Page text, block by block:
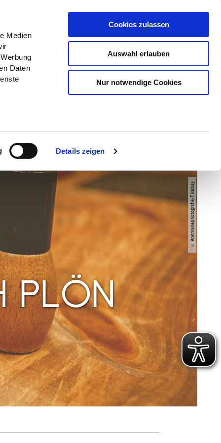
Medien
Daten
Details zeigen
Cookies zulassen
Auswahl erlauben
Nur notwendige Cookies
Erlebnisse Buchen
© Annmariephotografie/Pixabay
PLÖN